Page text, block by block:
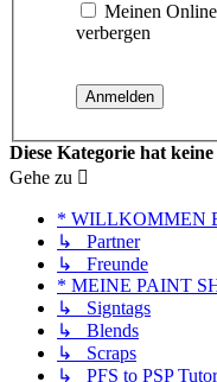
Meinen
verbergen
Diese Kategorie hat
Gehe zu
* WILLKOMMEN
↳ Partner
↳ Freunde
* MEINE PAINT
↳ Signtags
↳ Blends
↳ Scraps
↳ PFS to PSP